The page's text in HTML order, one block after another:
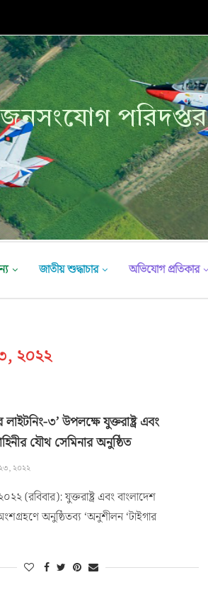
জনসংযোগ পরিদপ্তর
জাতীয় শুদ্ধাচার অভিযোগ প্রতিকার
২০২২
৩’ উপলক্ষে যুক্তরাষ্ট্র এবং
যৌথ সেমিনার অনুষ্ঠিত
২০২২
(রবিবার): যুক্তরাষ্ট্র এবং বাংলাদেশ
অনুষ্ঠিতব্য ‘অনুশীলন ‘টাইগার